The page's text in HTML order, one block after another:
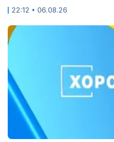
22:12 • 06.08.26